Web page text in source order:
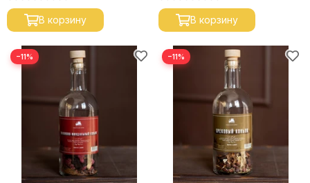
В корзину В корзину
−11% −11%